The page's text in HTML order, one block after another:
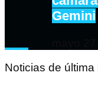
Gemini
Noticias de última